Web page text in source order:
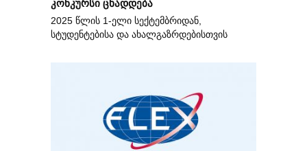
კონკურსი ცხადდება
2025 წლის 1-ელი სექტემბრიდან,
სტუდენტებისა და ახალგაზრდებისთვის